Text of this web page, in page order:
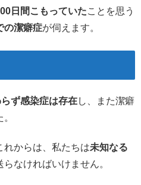
日間こもっていたことを思う
の潔癖症が伺えます。
ず感染症は存在し、また潔癖
れからは、私たちは未知なる
らなければいけません。